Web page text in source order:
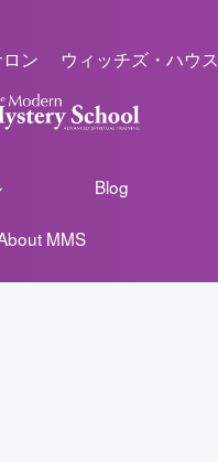
ロン ウィッチズ・ハウス
Blog
MMS